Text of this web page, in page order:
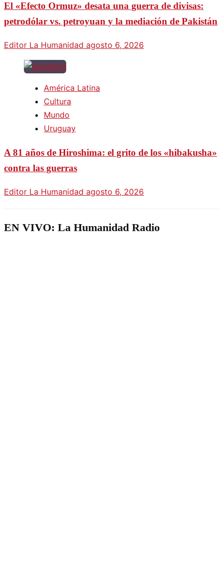
El «Efecto Ormuz» desata una guerra de divisas:
petrodólar vs. petroyuan y la mediación de Pakistán
Editor La Humanidad agosto 6, 2026
América Latina
Cultura
Mundo
Uruguay
A 81 años de Hiroshima: el grito de los «hibakusha»
contra las guerras
Editor La Humanidad agosto 6, 2026
EN VIVO: La Humanidad Radio